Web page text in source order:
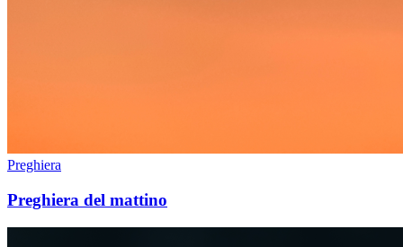
Preghiera
Preghiera del mattino